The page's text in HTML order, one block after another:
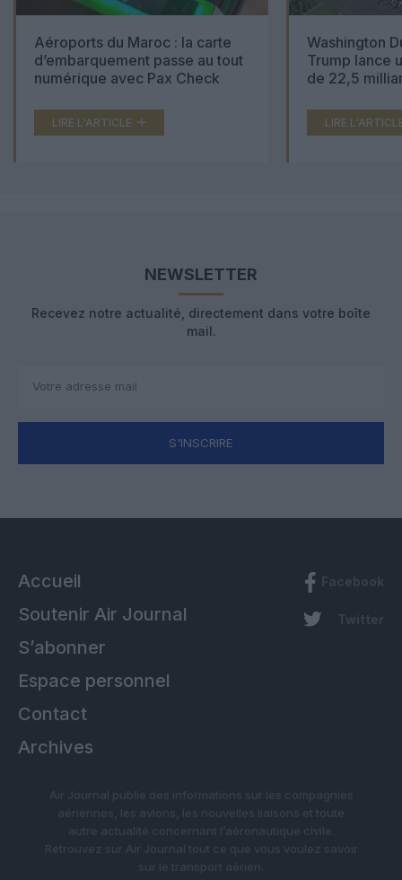
Aéroports du Maroc : la carte
d’embarquement passe au tout
numérique avec Pax Check
LIRE L'ARTICLE
Washington
Trump lance
de 22,5
LIRE
NEWSLETTER
Recevez notre actualité, directement dans votre boîte
mail.
S'INSCRIRE
Accueil
Soutenir Air Journal
S’abonner
Espace personnel
Contact
Archives